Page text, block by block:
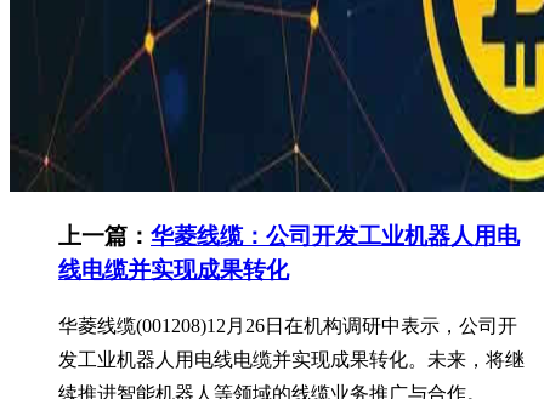
上一篇： 华菱线缆：公司开发工业机器人用电
线电缆并实现成果转化
华菱线缆(001208)12月26日在机构调研中表示，公司开
发工业机器人用电线电缆并实现成果转化。未来，将继
续推进智能机器人等领域的线缆业务推广与合作。